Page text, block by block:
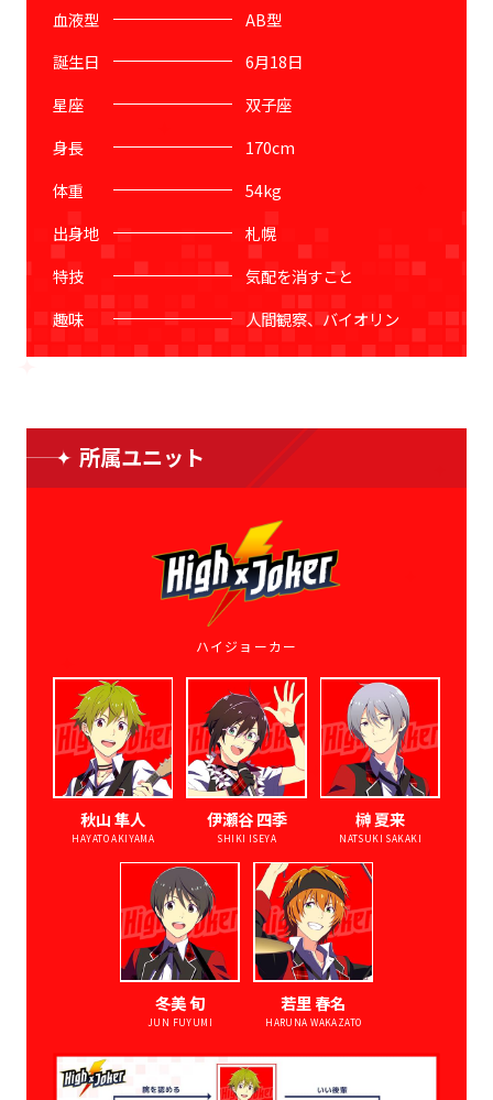
血液型
AB型
誕生日
6月18日
星座
双子座
身長
170cm
体重
54kg
出身地
札幌
特技
気配を消すこと
趣味
人間観察、バイオリン
所属ユニット
ハイジョーカー
秋山 隼人
HAYATO AKIYAMA
伊瀬谷 四季
SHIKI ISEYA
榊 夏来
NATSUKI SAKAKI
冬美 旬
JUN FUYUMI
若里 春名
HARUNA WAKAZATO